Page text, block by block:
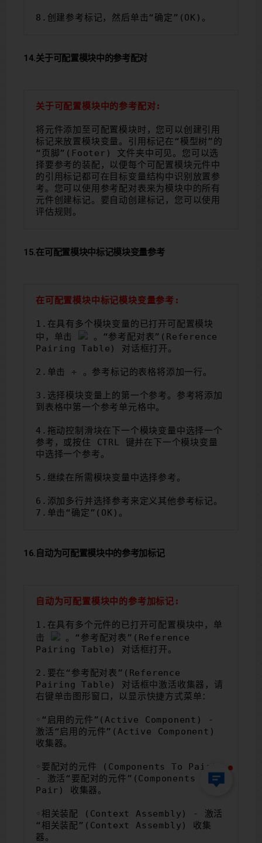
8.创建参考标记，然后单击“确定”(OK)。
14.关于可配置模块中的参考配对
关于可配置模块中的参考配对:
将元件添加至可配置模块时，您可以创建引用
标记来放置模块变量。引用标记在“模型树”的
“页脚”(Footer) 文件夹中可见。您可以选
择要参考的装配，以便每个可配置模块元件中
的引用标记都可在目标变量结构中识别放置参
考。您可以使用参考配对表来为模块中的所有
元件创建标记。要自动创建标记，您可以使用
评估规则。
15.在可配置模块中标记模块变量参考
在可配置模块中标记模块变量参考:
1.在具有多个模块变量的已打开可配置模块
中，单击
。“参考配对表”(Reference
Pairing Table) 对话框打开。
2.单击 + 。参考标记的表格将添加一行。
3.选择模块变量上的第一个参考。参考将添加
到表格中第一个参考单元格中。
4.拖动控制滑块在下一个模块变量中选择一个
参考，或按住 CTRL 键并在下一个模块变量
中选择一个参考。
5.继续在所需模块变量中选择参考。
6.添加多行并选择参考来定义其他参考标记。
7.单击“确定”(OK)。
16.自动为可配置模块中的参考加标记
自动为可配置模块中的参考加标记:
1.在具有多个元件的已打开可配置模块中，单
击
。“参考配对表”(Reference
Pairing Table) 对话框打开。
2.要在“参考配对表”(Reference
Pairing Table) 对话框中激活收集器，请
右键单击图形窗口，以显示快捷方式菜单：
◦“启用的元件”(Active Component) -
激活“启用的元件”(Active Component)
收集器。
◦要配对的元件 (Components To Pair)
- 激活“要配对的元件”(Components To
Pair) 收集器。
◦相关装配 (Context Assembly) - 激活
“相关装配”(Context Assembly) 收集
器。